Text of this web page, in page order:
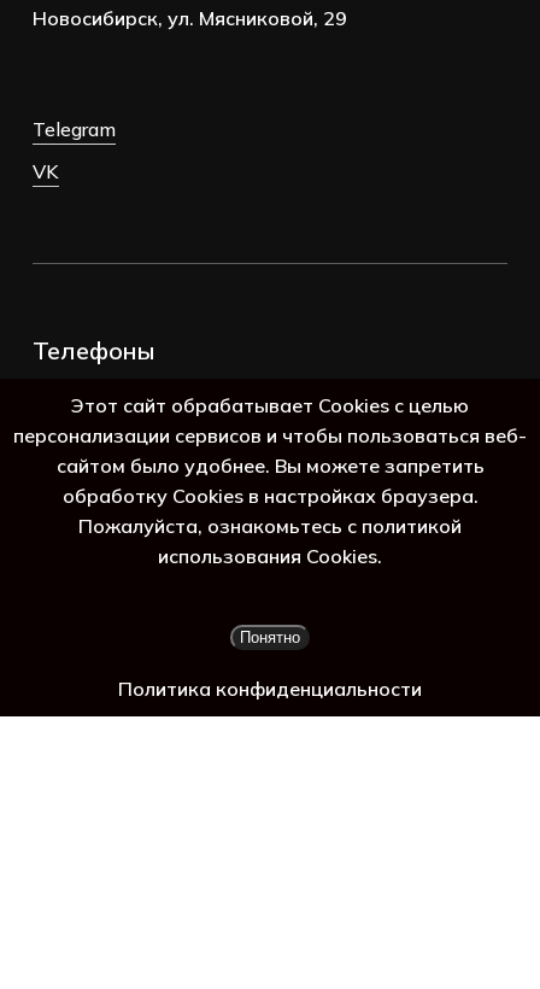
Просмотр корзины
Новосибирск, ул. Мясниковой, 29
Telegram
VK
Телефоны
8 (800) 250-69-39
Этот сайт обрабатывает Cookies с целью
персонализации сервисов и чтобы пользоваться веб-
сайтом было удобнее. Вы можете запретить
обработку Cookies в настройках браузера.
Пожалуйста, ознакомьтесь с политикой
использования Cookies.
Понятно
Политика конфиденциальности